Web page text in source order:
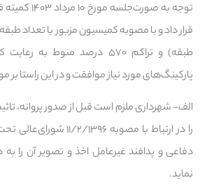
توجه به
طبقه) و تراکم ۵۷۰ درصد منوط
پارکینگ‌های مورد نیاز موافقت و در این راستا بر
الف- شهرداری ملزم است قبل از صدور پروانه،
را در ارتباط با مصوبه ۱۱/
دفاعی و پدافند غیرعامل اخذ و تصویر آن را به
نماید.